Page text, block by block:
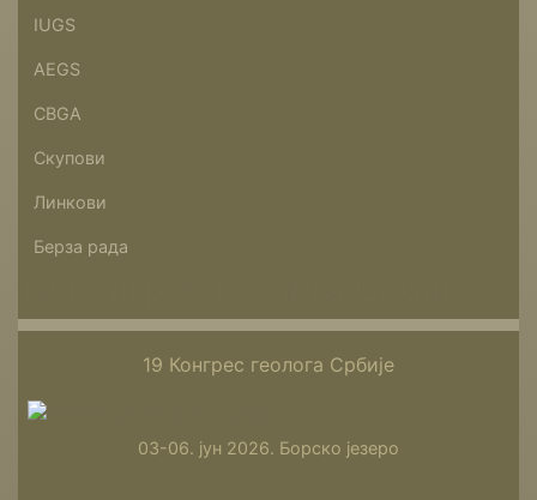
IUGS
AEGS
CBGA
Скупови
Линкови
Берза рада
19 Конгрес геолога Србије
03-06. јун 2026. Борско језеро